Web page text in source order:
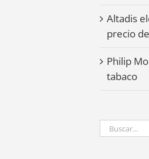
Altadis
precio de
Philip
tabaco
Buscar: